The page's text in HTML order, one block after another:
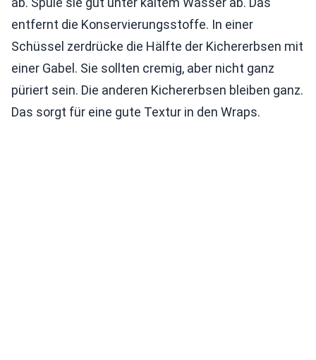
entfernt die Konservierungsstoffe. In einer
Schüssel zerdrücke die Hälfte der Kichererbsen mit
einer Gabel. Sie sollten cremig, aber nicht ganz
püriert sein. Die anderen Kichererbsen bleiben ganz.
Das sorgt für eine gute Textur in den Wraps.